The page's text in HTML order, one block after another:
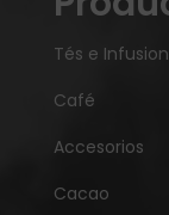
Tés e
Café
Accesorios
Cacao